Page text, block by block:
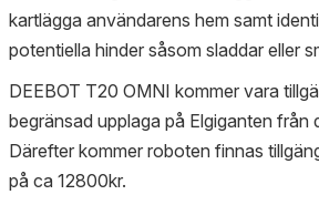
kartlägga användarens hem samt
potentiella hinder såsom sladdar eller
DEEBOT T20 OMNI kommer vara
begränsad upplaga på Elgiganten från
Därefter kommer roboten finnas
på ca 12800kr.